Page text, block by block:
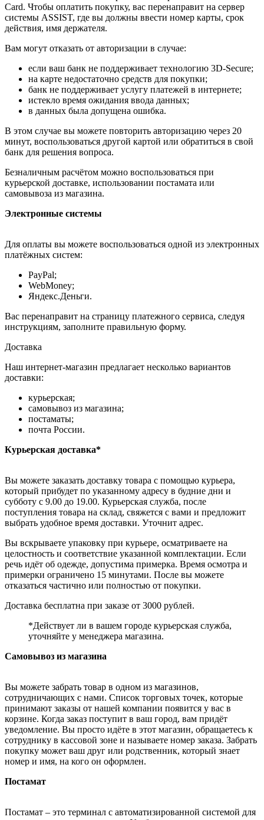
Card. Чтобы оплатить покупку, вас перенаправит на сервер
системы ASSIST, где вы должны ввести номер карты, срок
действия, имя держателя.
Вам могут отказать от авторизации в случае:
если ваш банк не поддерживает технологию 3D-Secure;
на карте недостаточно средств для покупки;
банк не поддерживает услугу платежей в интернете;
истекло время ожидания ввода данных;
в данных была допущена ошибка.
В этом случае вы можете повторить авторизацию через 20
минут, воспользоваться другой картой или обратиться в свой
банк для решения вопроса.
Безналичным расчётом можно воспользоваться при
курьерской доставке, использовании постамата или
самовывоза из магазина.
Электронные системы
Для оплаты вы можете воспользоваться одной из электронных
платёжных систем:
PayPal;
WebMoney;
Яндекс.Деньги.
Вас перенаправит на страницу платежного сервиса, следуя
инструкциям, заполните правильную форму.
Доставка
Наш интернет-магазин предлагает несколько вариантов
доставки:
курьерская;
самовывоз из магазина;
постаматы;
почта России.
Курьерская доставка*
Вы можете заказать доставку товара с помощью курьера,
который прибудет по указанному адресу в будние дни и
субботу с 9.00 до 19.00. Курьерская служба, после
поступления товара на склад, свяжется с вами и предложит
выбрать удобное время доставки. Уточнит адрес.
Вы вскрываете упаковку при курьере, осматриваете на
целостность и соответствие указанной комплектации. Если
речь идёт об одежде, допустима примерка. Время осмотра и
примерки ограничено 15 минутами. После вы можете
отказаться частично или полностью от покупки.
Доставка бесплатна при заказе от 3000 рублей.
*Действует ли в вашем городе курьерская служба,
уточняйте у менеджера магазина.
Самовывоз из магазина
Вы можете забрать товар в одном из магазинов,
сотрудничающих с нами. Список торговых точек, которые
принимают заказы от нашей компании появится у вас в
корзине. Когда заказ поступит в ваш город, вам придёт
уведомление. Вы просто идёте в этот магазин, обращаетесь к
сотруднику в кассовой зоне и называете номер заказа. Забрать
покупку может ваш друг или родственник, который знает
номер и имя, на кого он оформлен.
Постамат
Постамат – это терминал с автоматизированной системой для